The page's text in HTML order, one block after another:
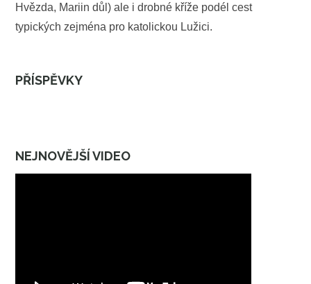
Hvězda, Mariin důl) ale i drobné kříže podél cest
typických zejména pro katolickou Lužici.
PŘÍSPĚVKY
NEJNOVĚJŠÍ VIDEO